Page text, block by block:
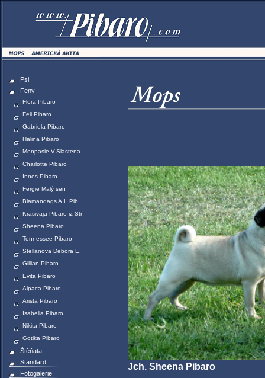
Psi
Feny
Flora Pibaro
Feli Pibaro
Gabriela Pibaro
Halina Pibaro
Monpasie V.Slastena
Charlotte Pibaro
Innes Pibaro
Fergie Malý sen
Blamandags A.L.Pib
Krasivaja Pibaro iz Str
Sheena Pibaro
Tennessee Pibaro
Stellanova Debora E.
Gillian Pibaro
Evita Pibaro
Alpaca Pibaro
Arista Pibaro
Isabella Pibaro
Nikita Pibaro
Gotika Pibaro
Štěňata
Standard
Fotogalerie
Jch. Sheena Pibaro